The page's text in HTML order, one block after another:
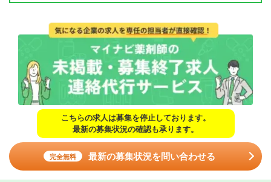
こちらの求人は募集を停止しております。
最新の募集状況の確認も承ります。
完全無料 最新の募集状況を問い合わせる